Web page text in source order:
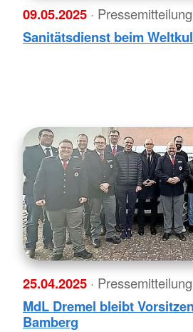
09.05.2025 · Pressemitteilung
Sanitätsdienst beim
25.04.2025 · Pressemitteilung
MdL Dremel bleibt
Bamberg